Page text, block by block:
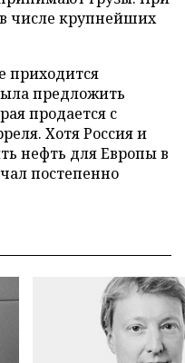
числе крупнейших
приходится
предложить
продается с
Хотя Россия и
нефть для Европы в
постепенно